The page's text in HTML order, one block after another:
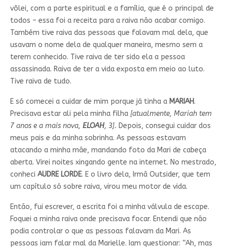
vôlei, com a parte espiritual e a família, que é o principal de
todos – essa foi a receita para a raiva não acabar comigo.
Também tive raiva das pessoas que falavam mal dela, que
usavam o nome dela de qualquer maneira, mesmo sem a
terem conhecido. Tive raiva de ter sido ela a pessoa
assassinada. Raiva de ter a vida exposta em meio ao luto.
Tive raiva de tudo.
E só comecei a cuidar de mim porque já tinha a MARIAH.
Precisava estar ali pela minha filha [atualmente, Mariah tem
7 anos e a mais nova, ELOAH, 3]. Depois, consegui cuidar dos
meus pais e da minha sobrinha. As pessoas estavam
atacando a minha mãe, mandando foto da Mari de cabeça
aberta. Virei noites xingando gente na internet. No mestrado,
conheci AUDRE LORDE. E o livro dela, Irmã Outsider, que tem
um capítulo só sobre raiva, virou meu motor de vida.
Então, fui escrever, a escrita foi a minha válvula de escape.
Foquei a minha raiva onde precisava focar. Entendi que não
podia controlar o que as pessoas falavam da Mari. As
pessoas iam falar mal da Marielle. Iam questionar: “Ah, mas